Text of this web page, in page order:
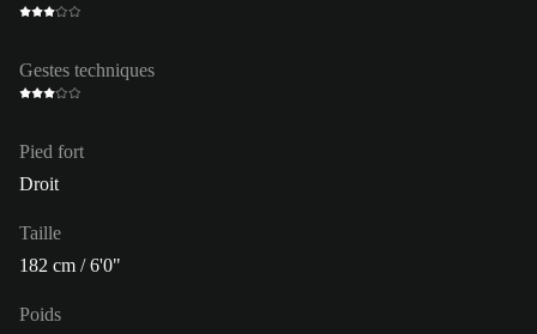
Gestes techniques
Pied fort
Droit
Taille
182 cm / 6'0"
Poids